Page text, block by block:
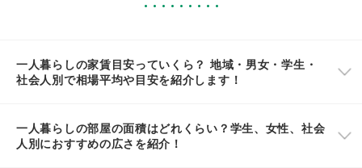
一人暮らしの家賃目安っていくら？ 地域・男女・学生・
社会人別で相場平均や目安を紹介します！
一人暮らしの部屋の面積はどれくらい？学生、女性、社会
人別におすすめの広さを紹介！